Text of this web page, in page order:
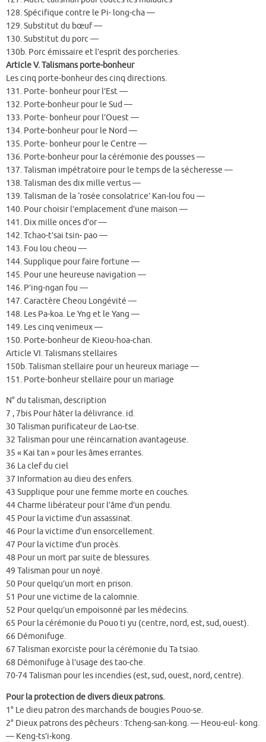
128. Spécifique contre le Pi- long-cha —
129. Substitut du bœuf —
130. Substitut du porc —
130b. Porc émissaire et l’esprit des porcheries.
Article V. Talismans porte-bonheur
Les cinq porte-bonheur des cinq directions.
131. Porte- bonheur pour l’Est —
132. Porte-bonheur pour le Sud —
133. Porte- bonheur pour l’Ouest —
134. Porte-bonheur pour le Nord —
135. Porte- bonheur pour le Centre —
136. Porte-bonheur pour la cérémonie des pousses —
137. Talisman impétratoire pour le temps de la sécheresse —
138. Talisman des dix mille vertus —
139. Talisman de la ‘rosée consolatrice’ Kan-lou fou —
140. Pour choisir l’emplacement d’une maison —
141. Dix mille onces d’or —
142. Tchao-t’sai tsin- pao —
143. Fou lou cheou —
144. Supplique pour faire fortune —
145. Pour une heureuse navigation —
146. P’ing-ngan fou —
147. Caractère Cheou Longévité —
148. Les Pa-koa. Le Yng et le Yang —
149. Les cinq venimeux —
150. Porte-bonheur de Kieou-hoa-chan.
Article VI. Talismans stellaires
150b. Talisman stellaire pour un heureux mariage —
151. Porte-bonheur stellaire pour un mariage
N° du talisman, description
7 , 7bis Pour hâter la délivrance. id.
30 Talisman purificateur de Lao-tse.
32 Talisman pour une réincarnation avantageuse.
35 « Kai tan » pour les âmes errantes.
36 La clef du ciel
37 Information au dieu des enfers.
43 Supplique pour une femme morte en couches.
44 Charme libérateur pour l’âme d’un pendu.
45 Pour la victime d’un assassinat.
46 Pour la victime d’un ensorcellement.
47 Pour la victime d’un procès.
48 Pour un mort par suite de blessures.
49 Talisman pour un noyé.
50 Pour quelqu’un mort en prison.
51 Pour une victime de la calomnie.
52 Pour quelqu’un empoisonné par les médecins.
65 Pour la cérémonie du Pouo ti yu (centre, nord, est, sud, ouest).
66 Démonifuge.
67 Talisman exorciste pour la cérémonie du Ta tsiao.
68 Démonifuge à l’usage des tao-che.
70-74 Talisman pour les incendies (est, sud, ouest, nord, centre).
Pour la protection de divers dieux patrons.
1° Le dieu patron des marchands de bougies Pouo-se.
2° Dieux patrons des pêcheurs : Tcheng-san-kong. — Heou-eul- kong.
— Keng-ts’i-kong.